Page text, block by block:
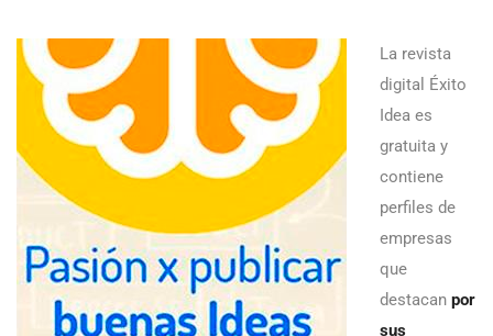
La revista
digital Éxito
Idea es
gratuita y
contiene
perfiles de
empresas
que
destacan por
sus